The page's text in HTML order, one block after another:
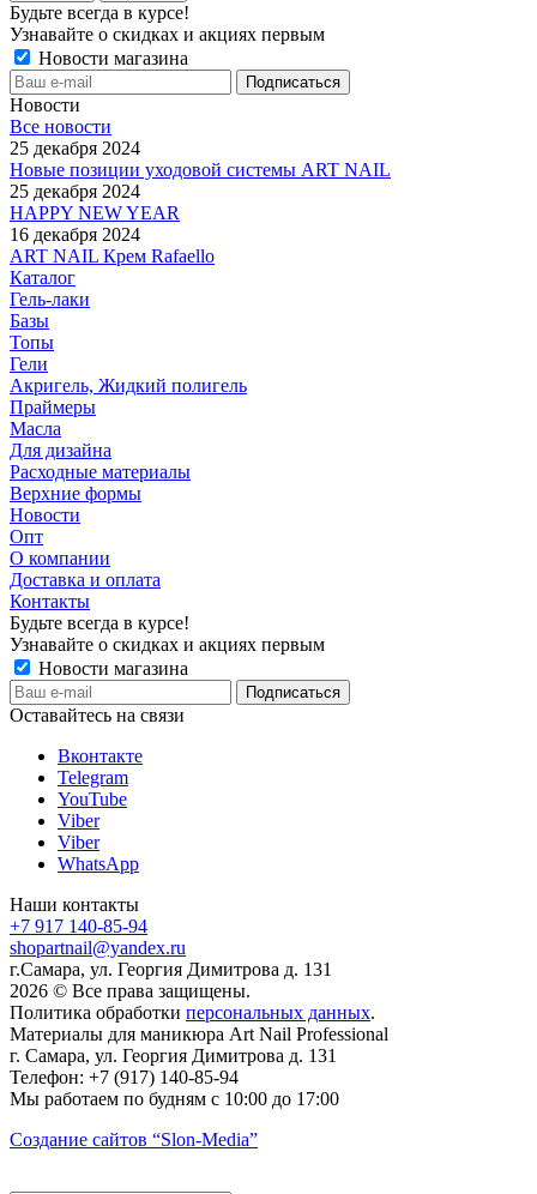
Будьте всегда в курсе!
Узнавайте о скидках и акциях первым
Новости магазина
Новости
Все новости
25 декабря 2024
Новые позиции уходовой системы ART NAIL
25 декабря 2024
HAPPY NEW YEAR
16 декабря 2024
ART NAIL Крем Rafaello
Каталог
Гель-лаки
Базы
Топы
Гели
Акригель, Жидкий полигель
Праймеры
Масла
Для дизайна
Расходные материалы
Верхние формы
Новости
Опт
О компании
Доставка и оплата
Контакты
Будьте всегда в курсе!
Узнавайте о скидках и акциях первым
Новости магазина
Оставайтесь на связи
Вконтакте
Telegram
YouTube
Viber
Viber
WhatsApp
Наши контакты
+7 917 140-85-94
shopartnail@yandex.ru
г.Самара, ул. Георгия Димитрова д. 131
2026 © Все права защищены.
Политика обработки персональных данных.
Материалы для маникюра Art Nail Professional
г. Самара, ул. Георгия Димитрова д. 131
Телефон: +7 (917) 140-85-94
Мы работаем по будням с 10:00 до 17:00
Создание сайтов “Slon-Media”